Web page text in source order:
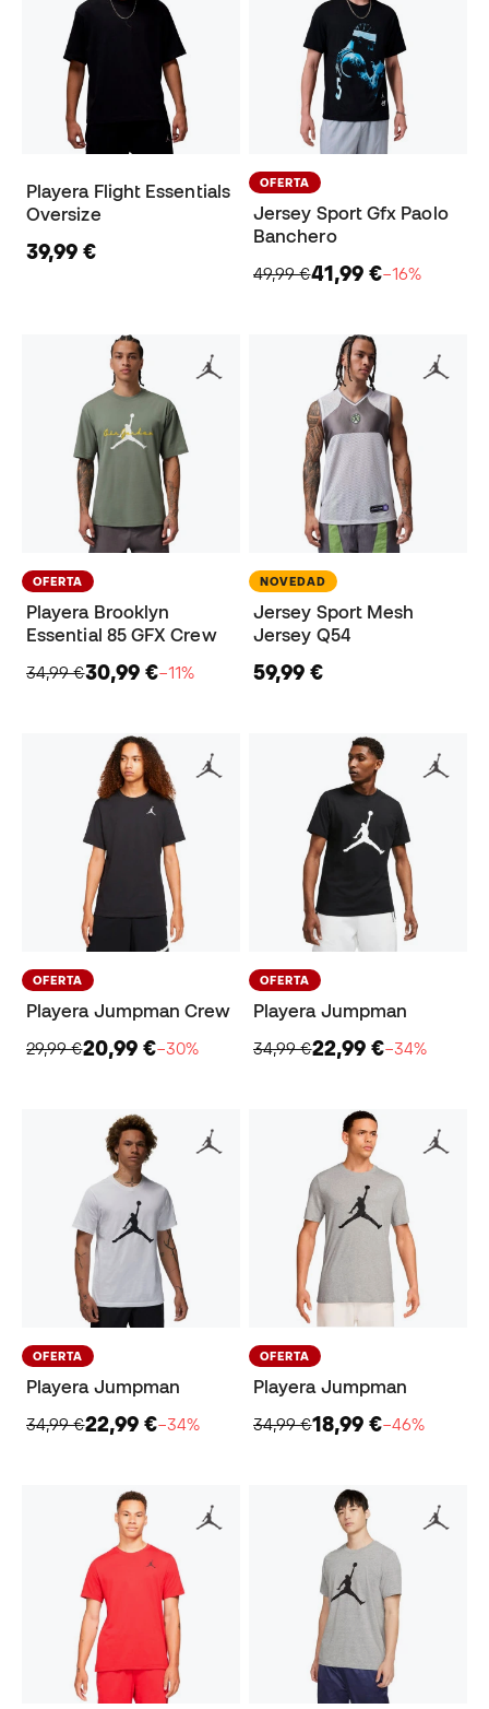
Playera Flight Essentials
Oversize
39,99 €
OFERTA
Jersey Sport Gfx Paolo
Banchero
49,99 €41,99 €−16%
OFERTA
Playera Brooklyn
Essential 85 GFX Crew
34,99 €30,99 €−11%
NOVEDAD
Jersey Sport Mesh
Jersey Q54
59,99 €
OFERTA
Playera Jumpman Crew
29,99 €20,99 €−30%
OFERTA
Playera Jumpman
34,99 €22,99 €−34%
OFERTA
Playera Jumpman
34,99 €22,99 €−34%
OFERTA
Playera Jumpman
34,99 €18,99 €−46%